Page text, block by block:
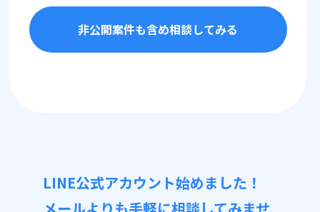
非公開案件も含め相談してみる
LINE公式アカウント始めました！